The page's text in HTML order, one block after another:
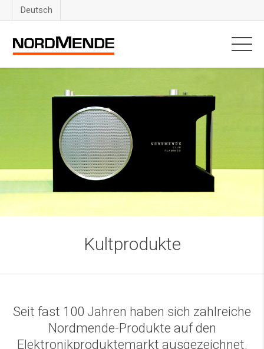
Deutsch
Kultprodukte
Seit fast 100 Jahren haben sich zahlreiche
Nordmende-Produkte auf den
Elektronikproduktemarkt ausgezeichnet.